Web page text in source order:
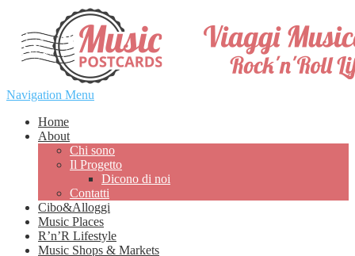
Navigation Menu
Home
About
Chi sono
Il Progetto
Dicono di noi
Contatti
Cibo&Alloggi
Music Places
R’n’R Lifestyle
Music Shops & Markets